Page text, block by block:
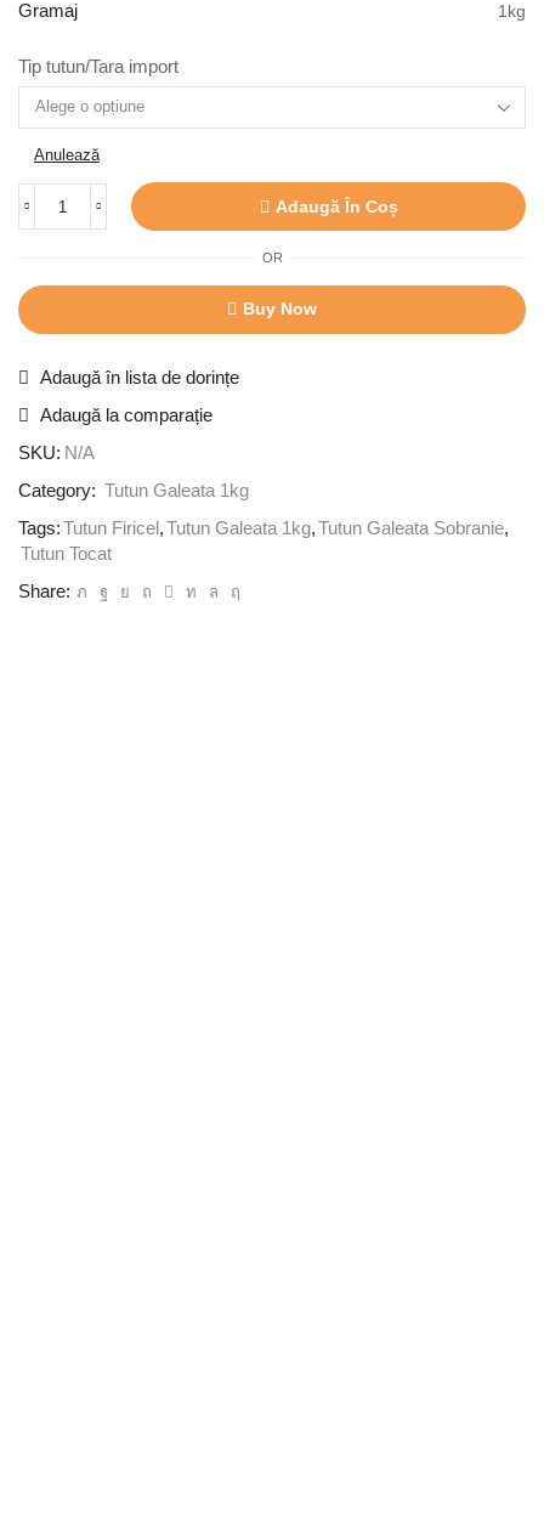
Gramaj 1kg
Tip tutun/Tara import
Anulează
Adaugă În Coș
OR
Buy Now
Adaugă în lista de dorințe
Adaugă la comparație
SKU: N/A
Category: Tutun Galeata 1kg
Tags:Tutun Firicel,Tutun Galeata 1kg,Tutun Galeata Sobranie,
Tutun Tocat
Share: